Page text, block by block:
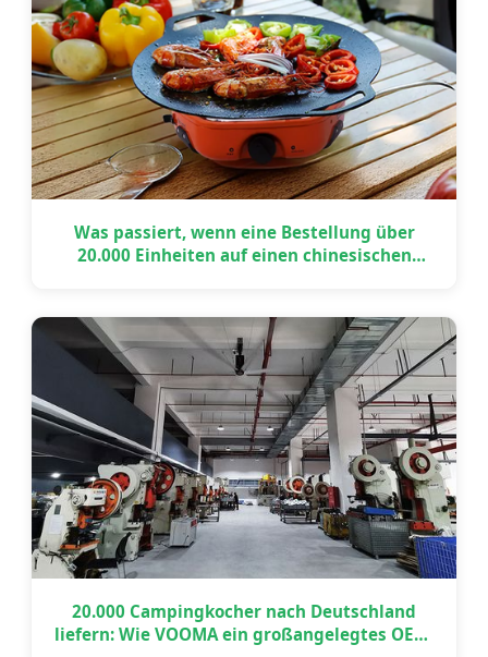
Was passiert, wenn eine Bestellung über
20.000 Einheiten auf einen chinesischen
20.000 Campingkocher nach Deutschland
liefern: Wie VOOMA ein großangelegtes OEM-